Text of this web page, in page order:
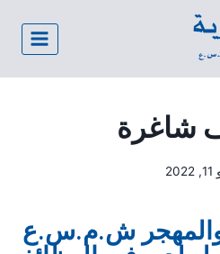
شاغرة
والمهجر ش.م.س.ع